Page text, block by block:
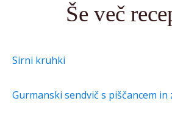
Še več
Sirni kruhki
Gurmanski sendvič s piščancem in